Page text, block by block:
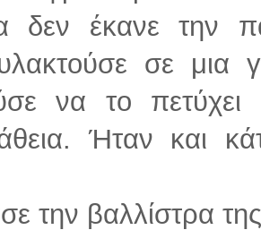
δεν έκανε την
σε
να το πετύχει
Ήταν και
την βαλλίστρα